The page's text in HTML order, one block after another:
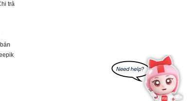
trả